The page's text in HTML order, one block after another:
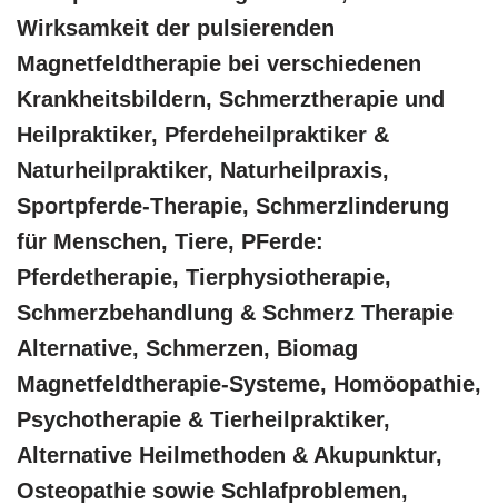
Wirksamkeit der pulsierenden
Magnetfeldtherapie bei verschiedenen
Krankheitsbildern, Schmerztherapie und
Heilpraktiker, Pferdeheilpraktiker &
Naturheilpraktiker, Naturheilpraxis,
Sportpferde-Therapie, Schmerzlinderung
für Menschen, Tiere, PFerde:
Pferdetherapie, Tierphysiotherapie,
Schmerzbehandlung & Schmerz Therapie
Alternative, Schmerzen, Biomag
Magnetfeldtherapie-Systeme, ‎Homöopathie,
‎Psychotherapie & ‎Tierheilpraktiker,
Alternative Heilmethoden & Akupunktur,
Osteopathie sowie Schlafproblemen,